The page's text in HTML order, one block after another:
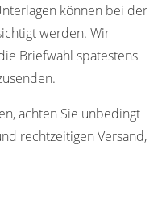
können bei der
werden. Wir
Briefwahl spätestens
achten Sie unbedingt
rechtzeitigen Versand,